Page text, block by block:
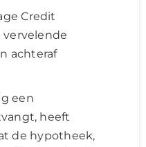
Credit
vervelende
achteraf
een
heeft
de hypotheek,